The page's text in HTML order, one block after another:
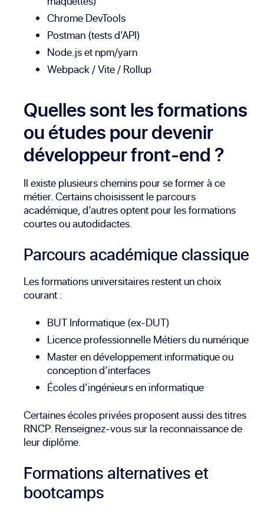
Chrome DevTools
Postman (tests d’API)
Node.jset npm/yarn
Webpack/Vite/ Rollup
Quelles sont les formations
ou études pour devenir
développeur front-end ?
Il existe plusieurs chemins pour se former à ce
métier. Certains choisissent le parcours
académique, d’autres optent pour les formations
courtes ou autodidactes.
Parcours académique classique
Les formations universitaires restent un choix
courant :
BUT Informatique (ex-DUT)
Licence professionnelle Métiers du numérique
Master en développement informatique ou
conception d’interfaces
Écoles d’ingénieurs en informatique
Certaines écoles privées proposent aussi des titres
RNCP. Renseignez-vous sur la reconnaissance de
leur diplôme.
Formations alternatives et
bootcamps